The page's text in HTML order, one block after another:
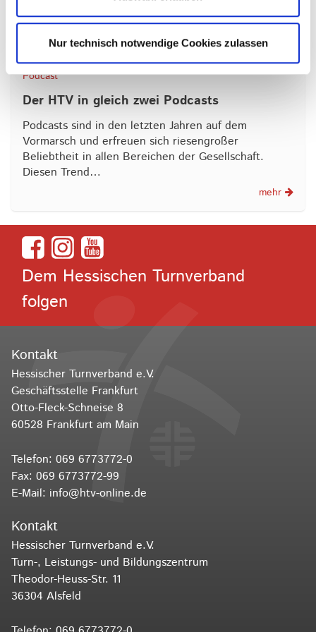
Nur technisch notwendige Cookies zulassen
14.03.2024
Podcast
Der HTV in gleich zwei Podcasts
Podcasts sind in den letzten Jahren auf dem
Vormarsch und erfreuen sich riesengroßer
Beliebtheit in allen Bereichen der Gesellschaft.
Diesen Trend…
mehr
Dem Hessischen Turnverband
folgen
Kontakt
Hessischer Turnverband e.V.
Geschäftsstelle Frankfurt
Otto-Fleck-Schneise 8
60528 Frankfurt am Main
Telefon: 069 6773772-0
Fax: 069 6773772-99
E-Mail: info@htv-online.de
Kontakt
Hessischer Turnverband e.V.
Turn-, Leistungs- und Bildungszentrum
Theodor-Heuss-Str. 11
36304 Alsfeld